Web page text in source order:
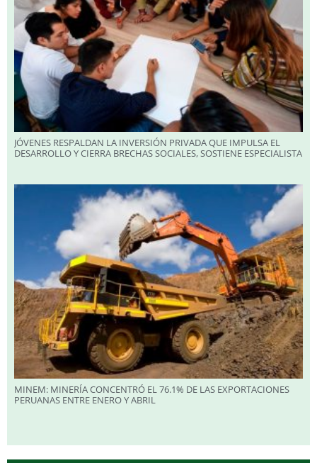
JÓVENES RESPALDAN LA INVERSIÓN PRIVADA QUE IMPULSA EL
DESARROLLO Y CIERRA BRECHAS SOCIALES, SOSTIENE ESPECIALISTA
MINEM: MINERÍA CONCENTRÓ EL 76.1% DE LAS EXPORTACIONES
PERUANAS ENTRE ENERO Y ABRIL